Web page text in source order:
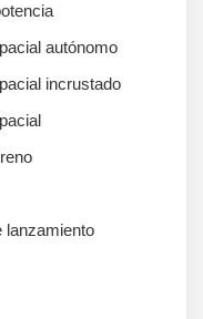
autónomo
incrustado
lanzamiento